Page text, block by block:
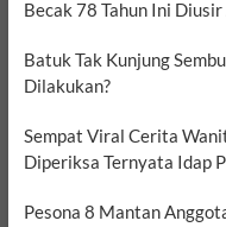
Becak 78 Tahun Ini
Batuk Tak Kunjung
Dilakukan?
Sempat Viral Cerita
Diperiksa Ternyata Idap
Pesona 8 Mantan